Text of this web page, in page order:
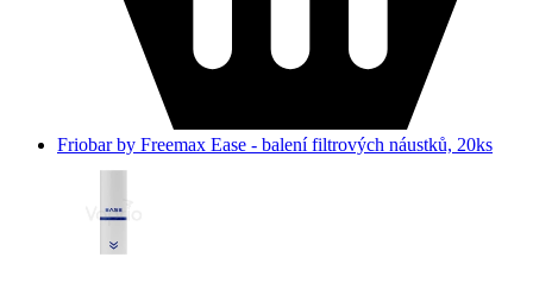
Friobar by Freemax Ease - balení filtrových náustků, 20ks